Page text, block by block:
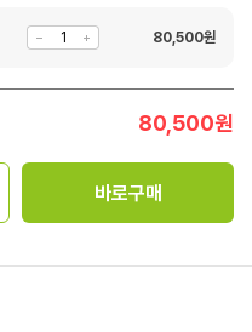
80,500원
80,500원
바로구매